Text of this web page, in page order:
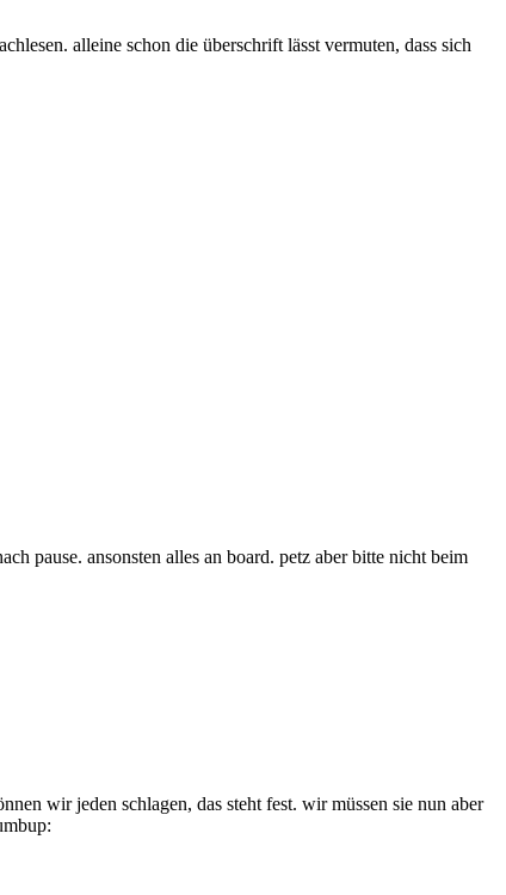
alleine schon die überschrift lässt vermuten, dass sich
pause. ansonsten alles an board. petz aber bitte nicht beim
wir jeden schlagen, das steht fest. wir müssen sie nun aber